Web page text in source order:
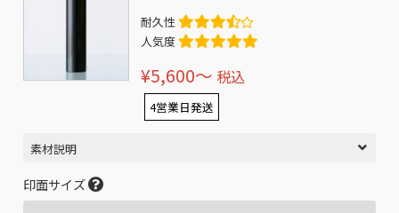
耐久性
人気度
¥5,600〜 税込
4営業日発送
素材説明
印面サイズ